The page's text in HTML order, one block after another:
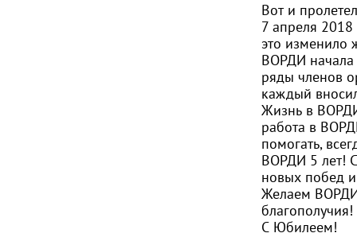
Вот и
7 апреля
это изменило
ВОРДИ начала
ряды членов
каждый
Жизнь в
работа в
помогать,
ВОРДИ 5 лет!
новых побед
Желаем ВОРДИ
благополучия!
С Юбилеем!